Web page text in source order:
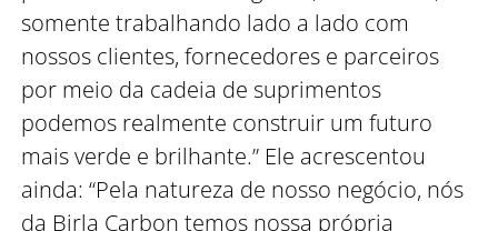
somente trabalhando lado a lado com
nossos clientes, fornecedores e parceiros
por meio da cadeia de suprimentos
podemos realmente construir um futuro
mais verde e brilhante.” Ele acrescentou
ainda: “Pela natureza de nosso negócio, nós
da Birla Carbon temos nossa própria